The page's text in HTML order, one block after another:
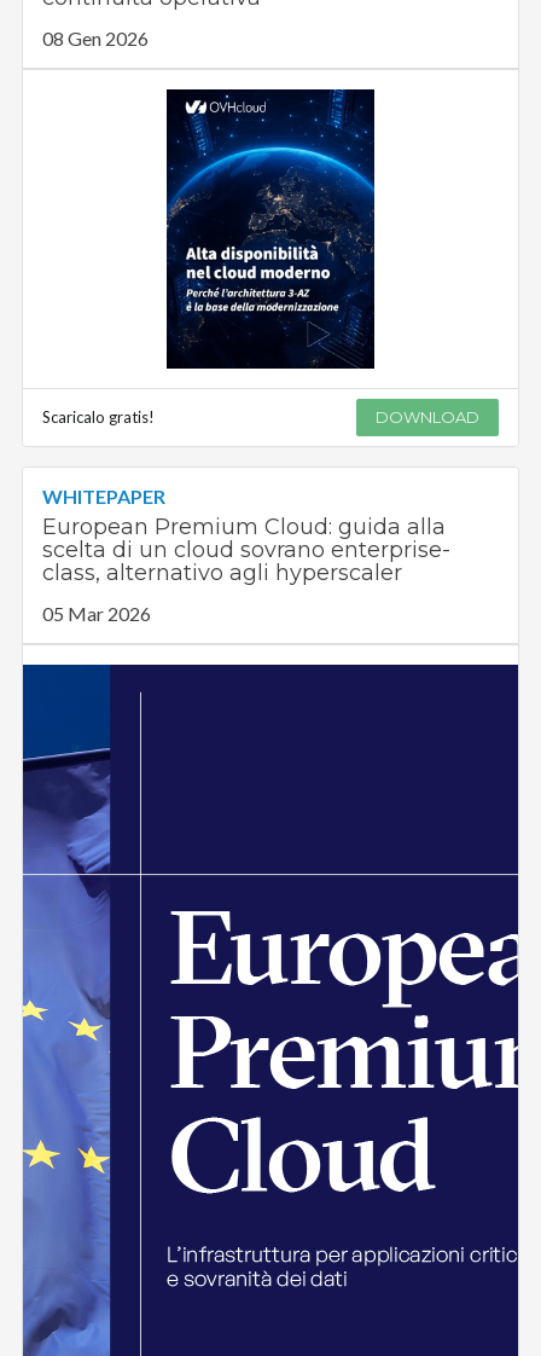
08 Gen 2026
Scaricalo gratis! DOWNLOAD
WHITEPAPER
European Premium Cloud: guida alla
scelta di un cloud sovrano enterprise-
class, alternativo agli hyperscaler
05 Mar 2026